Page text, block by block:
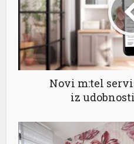
dizi izle
Novi m:tel
iz